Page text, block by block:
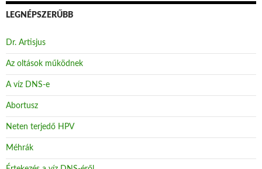
LEGNÉPSZERŰBB
Dr. Artisjus
Az oltások működnek
A víz DNS-e
Abortusz
Neten terjedő HPV
Méhrák